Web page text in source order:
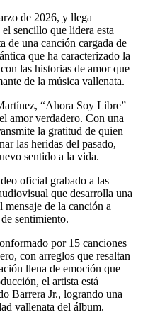
de 2026, y llega
el sencillo que lidera esta
de una canción cargada de
que ha caracterizado la
las historias de amor que
de la música vallenata.
“Ahora Soy Libre”
amor verdadero. Con una
la gratitud de quien
las heridas del pasado,
sentido a la vida.
oficial grabado a las
que desarrolla una
de la canción a
sentimiento.
por 15 canciones
con arreglos que resaltan
llena de emoción que
el artista está
Barrera Jr., logrando una
vallenata del álbum.